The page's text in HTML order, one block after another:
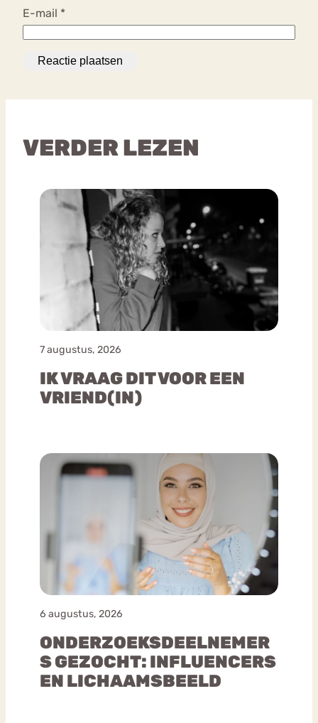
E-mail *
VERDER LEZEN
7 augustus, 2026
IK VRAAG DIT VOOR EEN
VRIEND(IN)
6 augustus, 2026
ONDERZOEKSDEELNEMER
S GEZOCHT: INFLUENCERS
EN LICHAAMSBEELD